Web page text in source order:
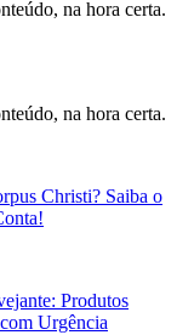
na hora certa.
na hora certa.
Christi? Saiba o
Produtos
Urgência